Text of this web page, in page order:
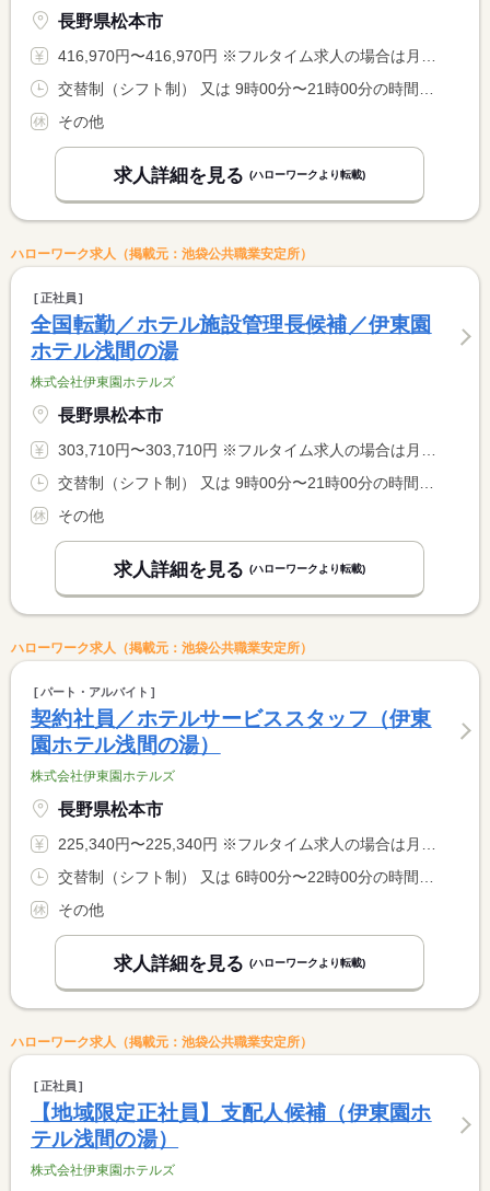
長野県松本市
416,970円〜416,970円 ※フルタイム求人の場合は月額（換算額）、パート求人の場合は時間額を表示しています。
その他
求人詳細を見る (ハローワークより転載)
ハローワーク求人（掲載元：池袋公共職業安定所）
正社員
全国転勤／ホテル施設管理長候補／伊東園
ホテル浅間の湯
株式会社伊東園ホテルズ
長野県松本市
303,710円〜303,710円 ※フルタイム求人の場合は月額（換算額）、パート求人の場合は時間額を表示しています。
その他
求人詳細を見る (ハローワークより転載)
ハローワーク求人（掲載元：池袋公共職業安定所）
パート・アルバイト
契約社員／ホテルサービススタッフ（伊東
園ホテル浅間の湯）
株式会社伊東園ホテルズ
長野県松本市
225,340円〜225,340円 ※フルタイム求人の場合は月額（換算額）、パート求人の場合は時間額を表示しています。
その他
求人詳細を見る (ハローワークより転載)
ハローワーク求人（掲載元：池袋公共職業安定所）
正社員
【地域限定正社員】支配人候補（伊東園ホ
テル浅間の湯）
株式会社伊東園ホテルズ